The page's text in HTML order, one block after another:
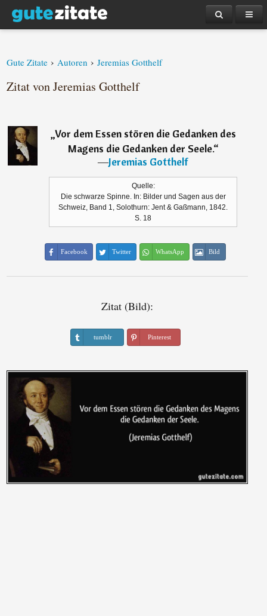
Gute Zitate › Autoren › Jeremias Gotthelf
Zitat von Jeremias Gotthelf
„Vor dem Essen stören die Gedanken des
Magens die Gedanken der Seele.“
―Jeremias Gotthelf
Quelle:
Die schwarze Spinne. In: Bilder und Sagen aus der
Schweiz, Band 1, Solothurn: Jent & Gaßmann, 1842.
S. 18
Facebook Twitter WhatsApp Bild
Zitat (Bild):
tumblr Pinterest